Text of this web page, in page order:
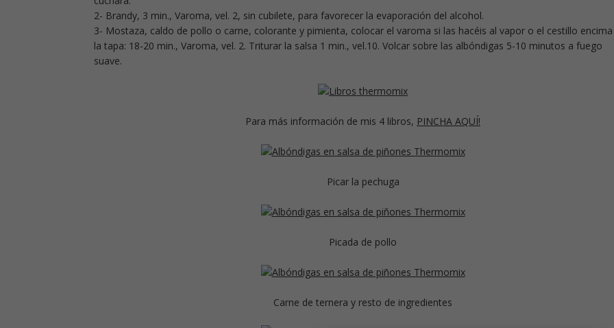
2- Brandy, 3 min., Varoma, vel. 2, sin cubilete, para favorecer la evaporación del alcohol.
3- Mostaza, caldo de pollo o carne, colorante y pimienta, colocar el varoma si las hacéis al vapor o el cestillo
la tapa: 18-20 min., Varoma, vel. 2. Triturar la salsa 1 min., vel.10. Volcar sobre las albóndigas 5-10 minutos a fuego
suave.
Para más información de mis 4 libros, PINCHA AQUÍ!
Picar la pechuga
Picada de pollo
Carne de ternera y resto de ingredientes